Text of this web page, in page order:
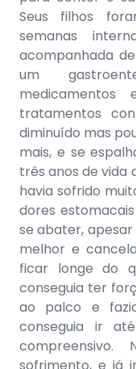
Seus filhos
semanas
acompanhada
um
tratamentos
diminuído mas
mais, e se
três anos de vida
havia sofrido
dores
se abater,
melhor e
ficar longe do
conseguia ter
ao palco e
conseguia ir